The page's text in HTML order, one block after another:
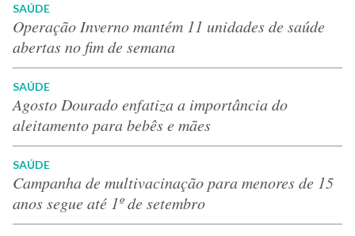
SAÚDE
Operação Inverno mantém 11 unidades de saúde
abertas no fim de semana
SAÚDE
Agosto Dourado enfatiza a importância do
aleitamento para bebês e mães
SAÚDE
Campanha de multivacinação para menores de 15
anos segue até 1º de setembro